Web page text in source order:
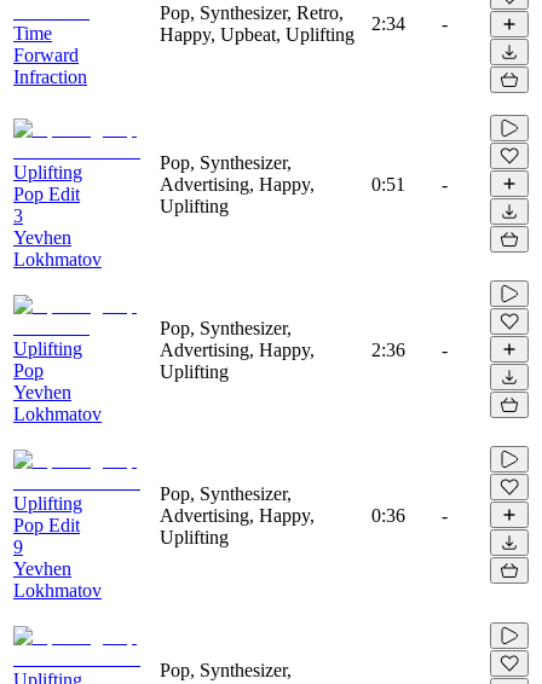
Time
Forward
Infraction
Pop, Synthesizer, Retro,
Happy, Upbeat, Uplifting
2:34 -
Uplifting
Pop Edit
3
Yevhen
Lokhmatov
Pop, Synthesizer,
Advertising, Happy,
Uplifting
0:51 -
Uplifting
Pop
Yevhen
Lokhmatov
Pop, Synthesizer,
Advertising, Happy,
Uplifting
2:36 -
Uplifting
Pop Edit
9
Yevhen
Lokhmatov
Pop, Synthesizer,
Advertising, Happy,
Uplifting
0:36 -
Uplifting
Pop, Synthesizer,